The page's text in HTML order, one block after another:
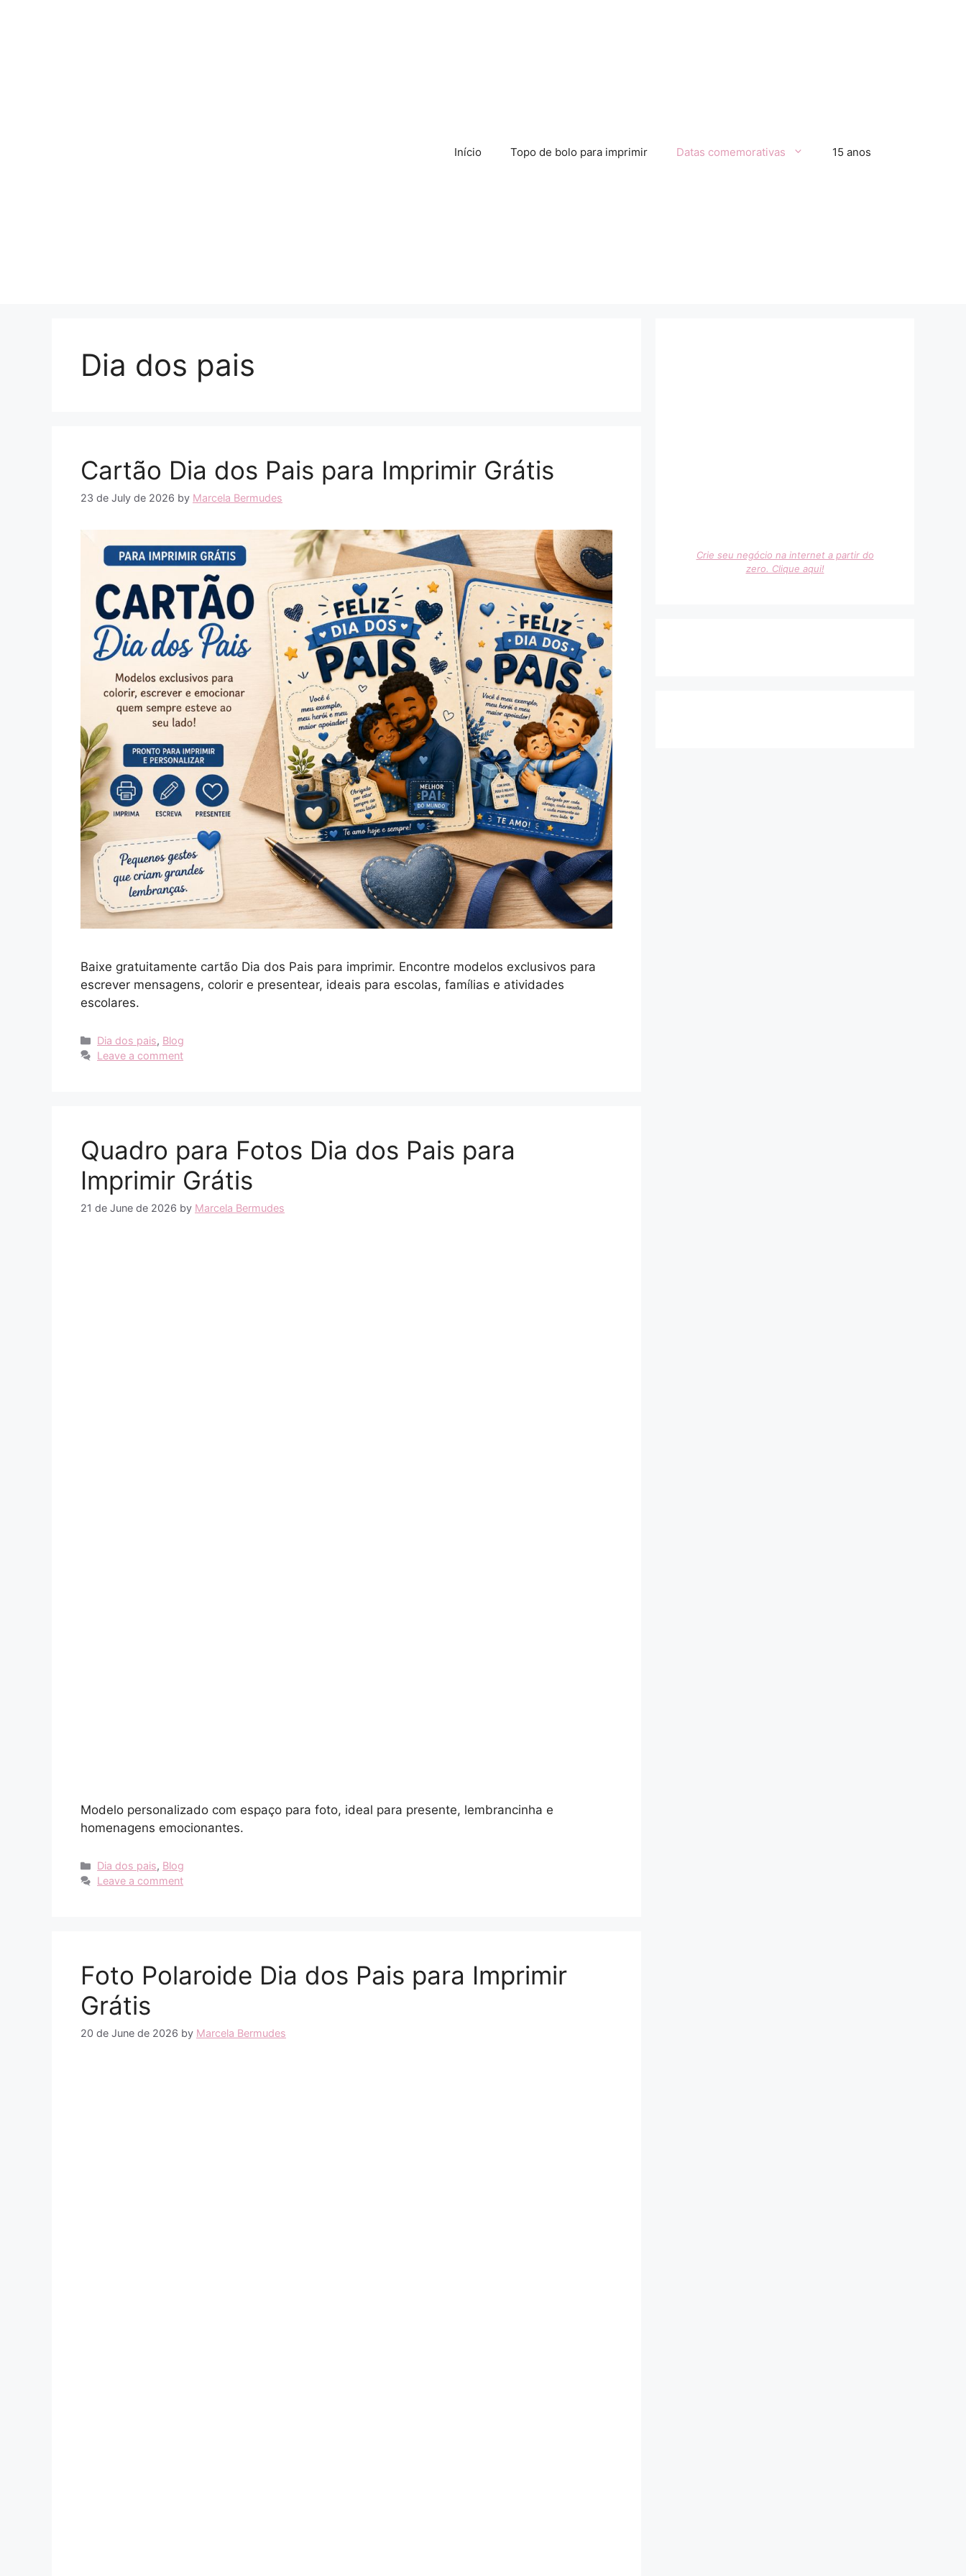
Início Topo de bolo para imprimir Datas comemorativas 15 anos
Dia dos pais
Cartão Dia dos Pais para Imprimir Grátis
23 de July de 2026 by Marcela Bermudes
Baixe gratuitamente cartão Dia dos Pais para imprimir. Encontre modelos exclusivos para
escrever mensagens, colorir e presentear, ideais para escolas, famílias e atividades
escolares.
Categories
Dia dos pais, Blog
Leave a comment
Quadro para Fotos Dia dos Pais para
Imprimir Grátis
21 de June de 2026 by Marcela Bermudes
Modelo personalizado com espaço para foto, ideal para presente, lembrancinha e
homenagens emocionantes.
Categories
Dia dos pais, Blog
Leave a comment
Foto Polaroide Dia dos Pais para Imprimir
Grátis
20 de June de 2026 by Marcela Bermudes
Crie seu negócio na internet a partir do
zero. Clique aqui!